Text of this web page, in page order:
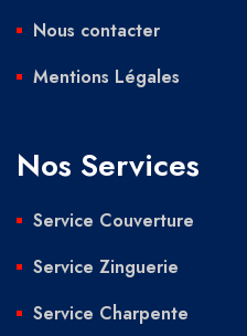
Nous contacter
Mentions Légales
Nos Services
Service Couverture
Service Zinguerie
Service Charpente